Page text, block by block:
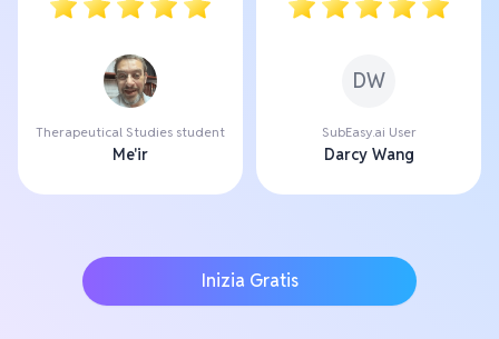
Therapeutical Studies student
Me'ir
DW
SubEasy.ai User
Darcy Wang
Inizia Gratis